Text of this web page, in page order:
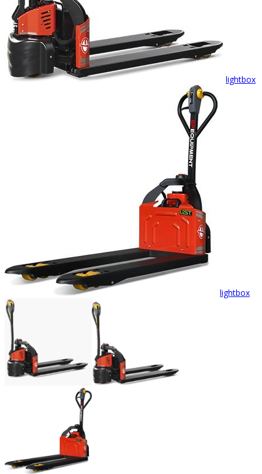
lightbox
lightbox